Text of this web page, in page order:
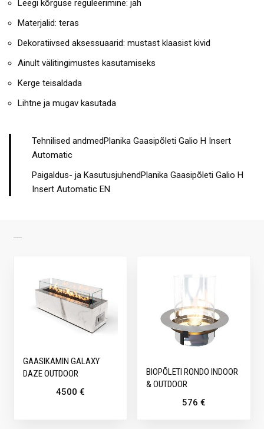
Leegi kõrguse reguleerimine: jah
Materjalid: teras
Dekoratiivsed aksessuaarid: mustast klaasist kivid
Ainult välitingimustes kasutamiseks
Kerge teisaldada
Lihtne ja mugav kasutada
Tehnilised andmedPlanika Gaasipõleti Galio H Insert
Automatic
Paigaldus- ja KasutusjuhendPlanika Gaasipõleti Galio H
Insert Automatic EN
GAASIKAMIN GALAXY
DAZE OUTDOOR
4500 €
BIOPÕLETI RONDO INDOOR
& OUTDOOR
576 €